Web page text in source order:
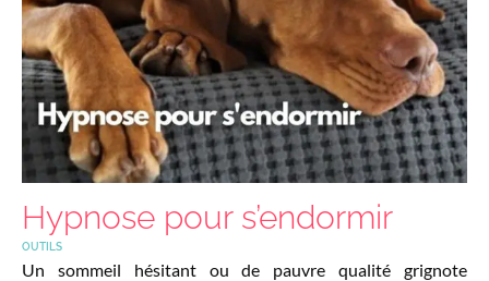
Hypnose pour s’endormir
OUTILS
Un sommeil hésitant ou de pauvre qualité grignote